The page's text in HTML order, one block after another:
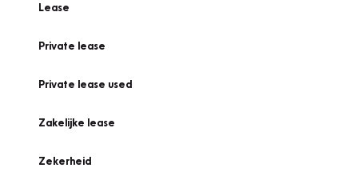
Lease
Private lease
Private lease used
Zakelijke lease
Zekerheid